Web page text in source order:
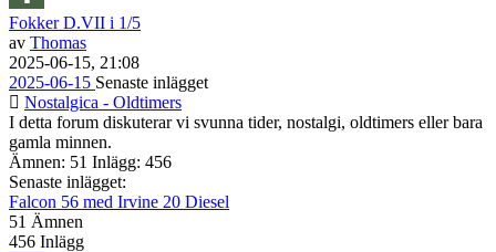
Fokker D.VII i 1/5
av Thomas
2025-06-15, 21:08
2025-06-15 Senaste inlägget
Nostalgica - Oldtimers
I detta forum diskuterar vi svunna tider, nostalgi, oldtimers eller bara
gamla minnen.
Ämnen: 51 Inlägg: 456
Senaste inlägget:
Falcon 56 med Irvine 20 Diesel
51 Ämnen
456 Inlägg